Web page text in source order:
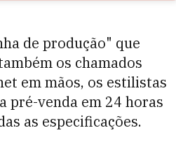
de produção" que
os chamados
em mãos, os estilistas
pré-venda em 24 horas
as especificações.